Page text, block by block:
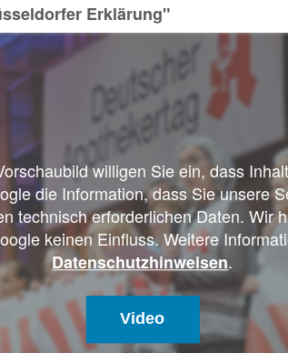
Erklärung"
willigen Sie ein, dass
die Information, dass Sie unsere
technisch erforderlichen Daten. Wir
keinen Einfluss. Weitere
Datenschutzhinweisen.
Video
z
g
r
i
f
f
i
e
n
Pressedetail